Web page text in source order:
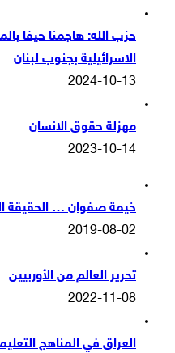
حزب الله: هاجمنا حيفا
الاسرائيلية بجنوب لبنان
2024-10-13
مهزلة حقوق الانسان
2023-10-14
خيمة صفوان … الحقيقة
2019-08-02
تحرير العالم من الأوربيين
2022-11-08
العراق في المناهج